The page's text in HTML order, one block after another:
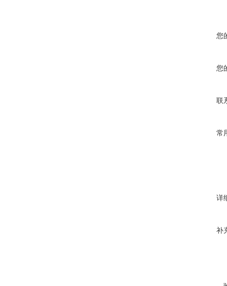
您
您
联
常
详
补